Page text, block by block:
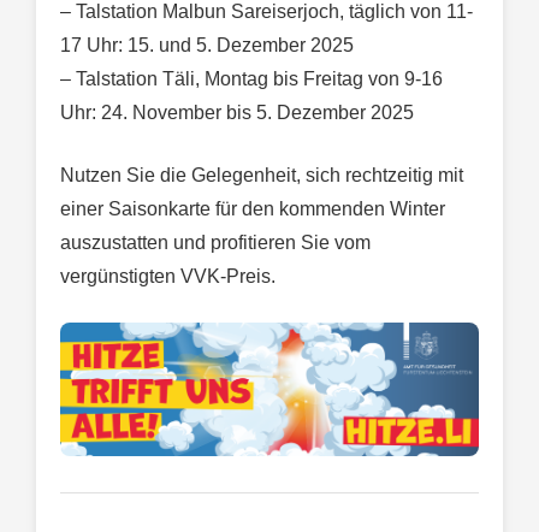
– Talstation Malbun Sareiserjoch, täglich von 11-
17 Uhr: 15. und 5. Dezember 2025
– Talstation Täli, Montag bis Freitag von 9-16
Uhr: 24. November bis 5. Dezember 2025
Nutzen Sie die Gelegenheit, sich rechtzeitig mit
einer Saisonkarte für den kommenden Winter
auszustatten und profitieren Sie vom
vergünstigten VVK-Preis.